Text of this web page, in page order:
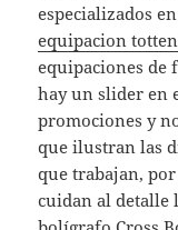
especializados
equipacion
equipaciones de
hay un slider en
promociones y
que ilustran las
que trabajan,
cuidan al detalle